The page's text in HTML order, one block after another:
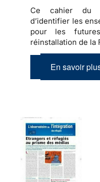
Ce cahier du
d’identifier les
pour les
réinstallation de la
En savoir